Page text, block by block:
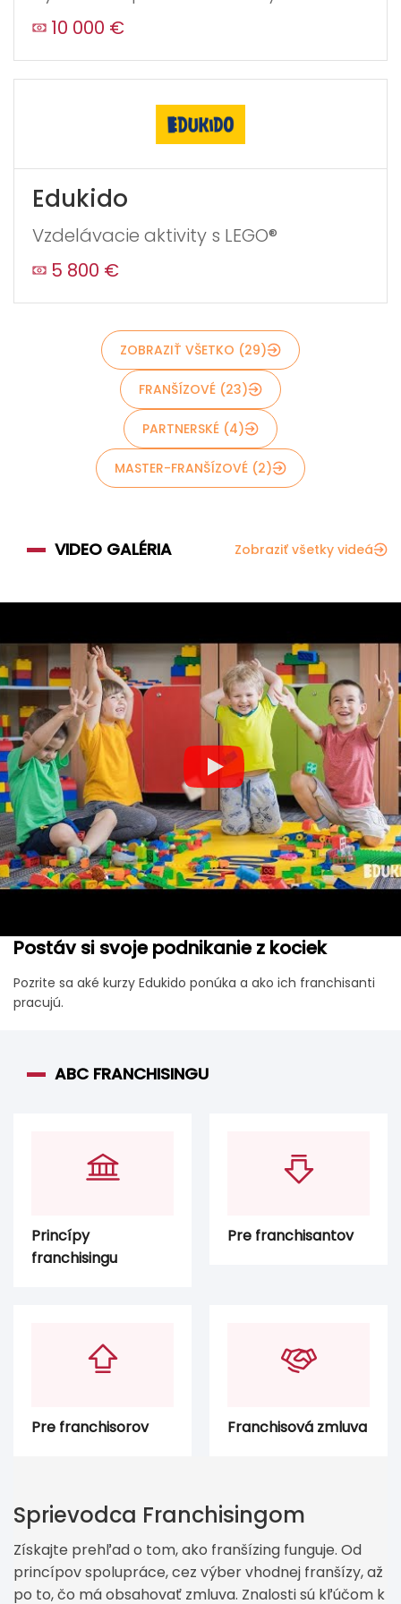
10 000 €
Edukido
Vzdelávacie aktivity s LEGO®
5 800 €
ZOBRAZIŤ VŠETKO (29)
FRANŠÍZOVÉ (23)
PARTNERSKÉ (4)
MASTER-FRANŠÍZOVÉ (2)
VIDEO GALÉRIA Zobraziť všetky videá
Postáv si svoje podnikanie z kociek
Pozrite sa aké kurzy Edukido ponúka a ako ich franchisanti
pracujú.
ABC FRANCHISINGU
Princípy
franchisingu
Pre franchisantov
Pre franchisorov Franchisová zmluva
Sprievodca Franchisingom
Získajte prehľad o tom, ako franšízing funguje. Od
princípov spolupráce, cez výber vhodnej franšízy, až
po to, čo má obsahovať zmluva. Znalosti sú kľúčom k